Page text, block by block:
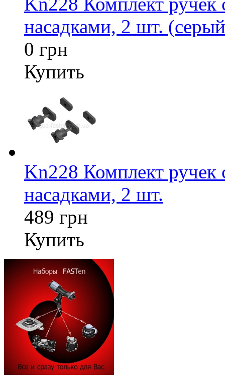
насадками, 2 шт.
0 грн
Купить
Kn228 Комплект
насадками, 2 шт.
489 грн
Купить